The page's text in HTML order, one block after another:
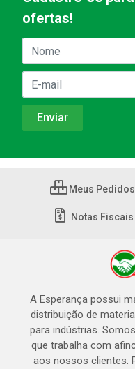
ofertas!
Meus Pedidos
Notas Fiscais
A Esperança possui
distribuição de
para indústrias.
que trabalha com
aos nossos clientes.